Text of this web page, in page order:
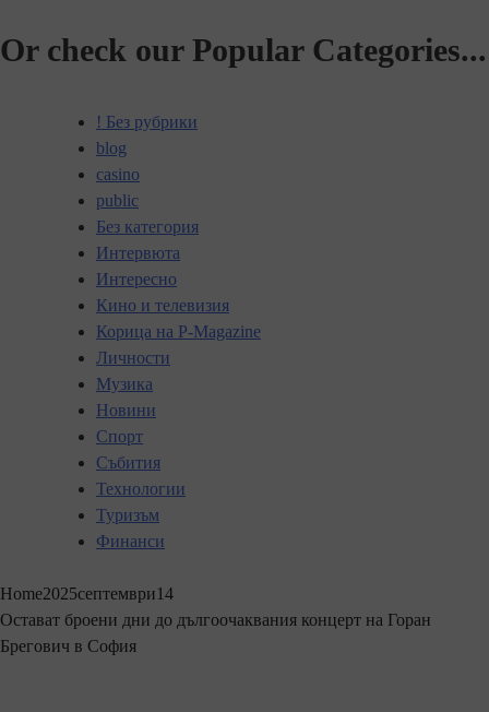
Or check our Popular Categories...
! Без рубрики
blog
casino
public
Без категория
Интервюта
Интересно
Кино и телевизия
Корица на P-Magazine
Личности
Музика
Новини
Спорт
Събития
Технологии
Туризъм
Финанси
Home2025септември14
Остават броени дни до дългоочаквания концерт на Горан
Брегович в София